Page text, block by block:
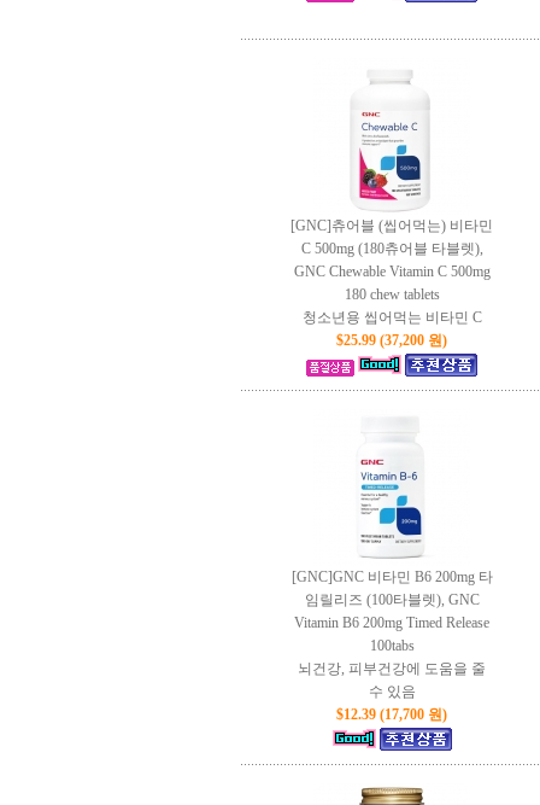
[GNC]츄어블 (씹어먹는) 비타민
C 500mg (180츄어블 타블렛),
GNC Chewable Vitamin C 500mg
180 chew tablets
청소년용 씹어먹는 비타민 C
$25.99 (37,200 원)
[GNC]GNC 비타민 B6 200mg 타
임릴리즈 (100타블렛), GNC
Vitamin B6 200mg Timed Release
100tabs
뇌건강, 피부건강에 도움을 줄
수 있음
$12.39 (17,700 원)